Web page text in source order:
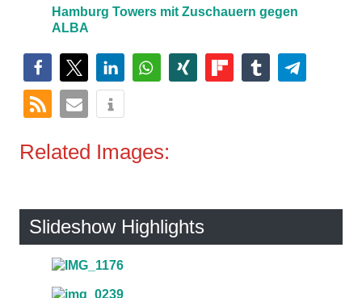
Hamburg Towers mit Zuschauern gegen
ALBA
Related Images:
Slideshow Highlights